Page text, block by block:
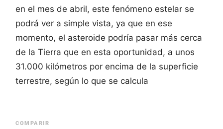
en el mes de abril, este fenómeno estelar se
podrá ver a simple vista, ya que en ese
momento, el asteroide podría pasar más cerca
de la Tierra que en esta oportunidad, a unos
31.000 kilómetros por encima de la superficie
terrestre, según lo que se calcula
COMPARIR